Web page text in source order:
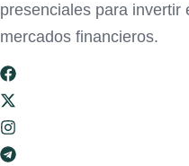
presenciales para invertir
mercados financieros.